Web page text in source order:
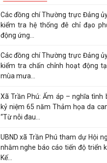
Các đồng chí Thường trực Đảng
kiểm tra hệ thống đê chỉ đạo
động ứng...
Các đồng chí Thường trực Đảng
kiểm tra chấn chỉnh hoạt động
mùa mưa...
Xã Trần Phú: Ấm áp – nghĩa tình
kỷ niệm 65 năm Thảm họa da
“Từ nỗi đau...
UBND xã Trần Phú tham dự Hội
nhằm nghe báo cáo tiến độ triển
Kế...